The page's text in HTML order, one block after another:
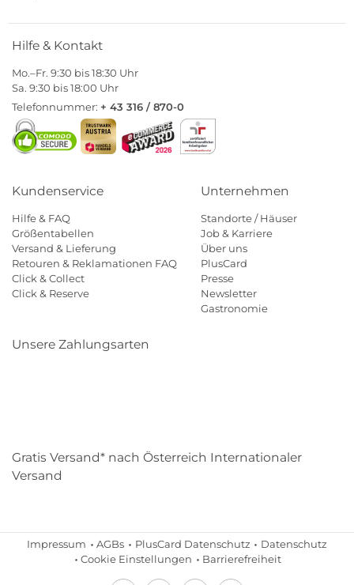
Hilfe & Kontakt
Mo.–Fr. 9:30 bis 18:30 Uhr
Sa. 9:30 bis 18:00 Uhr
Telefonnummer: + 43 316 / 870-0
Kundenservice
Hilfe & FAQ
Größentabellen
Versand & Lieferung
Retouren & Reklamationen FAQ
Click & Collect
Click & Reserve
Unternehmen
Standorte / Häuser
Job & Karriere
Über uns
PlusCard
Presse
Newsletter
Gastronomie
Unsere Zahlungsarten
Gratis Versand* nach Österreich Internationaler
Versand
Impressum AGBs PlusCard Datenschutz
Datenschutz
Cookie Einstellungen
Barrierefreiheit